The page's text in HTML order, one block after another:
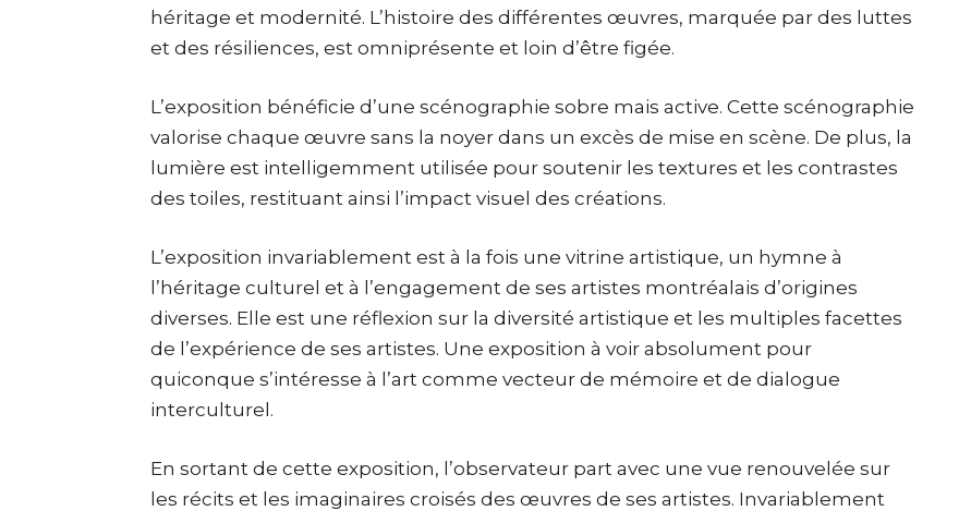
héritage et modernité. L’histoire des différentes œuvres, marquée par des luttes
et des résiliences, est omniprésente et loin d’être figée.
L’exposition bénéficie d’une scénographie sobre mais active. Cette scénographie
valorise chaque œuvre sans la noyer dans un excès de mise en scène. De plus, la
lumière est intelligemment utilisée pour soutenir les textures et les contrastes
des toiles, restituant ainsi l’impact visuel des créations.
L’exposition invariablement est à la fois une vitrine artistique, un hymne à
l’héritage culturel et à l’engagement de ses artistes montréalais d’origines
diverses. Elle est une réflexion sur la diversité artistique et les multiples facettes
de l’expérience de ses artistes. Une exposition à voir absolument pour
quiconque s’intéresse à l’art comme vecteur de mémoire et de dialogue
interculturel.
En sortant de cette exposition, l’observateur part avec une vue renouvelée sur
les récits et les imaginaires croisés des œuvres de ses artistes. Invariablement